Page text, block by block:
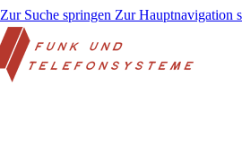
Zur Suche springen Zur Hauptnavigation